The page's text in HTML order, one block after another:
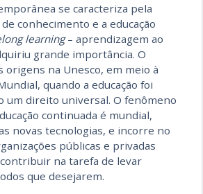
se caracteriza pela
conhecimento e a educação
learning– aprendizagem ao
grande importância. O
origens na Unesco, em meio à
quando a educação foi
um direito universal. O fenômeno
continuada é mundial,
novas tecnologias, e incorre no
públicas e privadas
na tarefa de levar
que desejarem.